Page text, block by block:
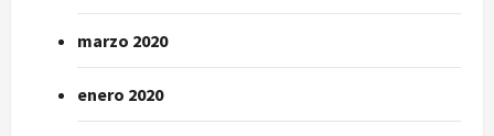
marzo 2020
enero 2020